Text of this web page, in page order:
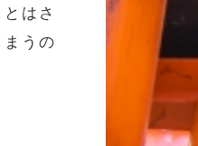
はさ
うの